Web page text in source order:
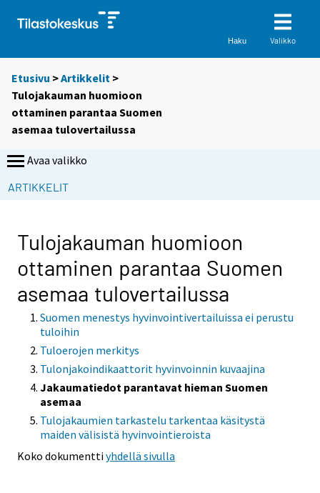
Haku Valikko
Etusivu >Artikkelit >
Tulojakauman huomioon
ottaminen parantaa Suomen
asemaa tulovertailussa
Avaa valikko
ARTIKKELIT
Tulojakauman huomioon
ottaminen parantaa Suomen
asemaa tulovertailussa
Suomen menestys hyvinvointivertailuissa ei perustu
tuloihin
Tuloerojen merkitys
Tulonjakoindikaattorit hyvinvoinnin kuvaajina
Jakaumatiedot parantavat hieman Suomen
asemaa
Tulojakaumien tarkastelu tarkentaa käsitystä
maiden välisistä hyvinvointieroista
Koko dokumenttiyhdellä sivulla